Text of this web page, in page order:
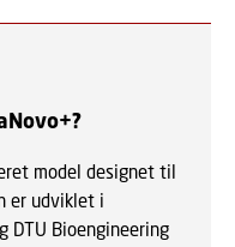
model designet til
er udviklet i
DTU Bioengineering